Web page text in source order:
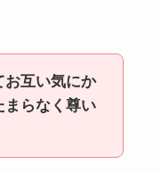
お互い気にか
まらなく尊い